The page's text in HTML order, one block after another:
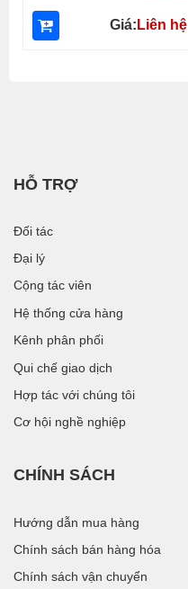
Giá: Liên hệ
HỖ TRỢ
Đối tác
Đại lý
Cộng tác viên
Hệ thống cửa hàng
Kênh phân phối
Qui chế giao dịch
Hợp tác với chúng tôi
Cơ hội nghề nghiệp
CHÍNH SÁCH
Hướng dẫn mua hàng
Chính sách bán hàng hóa
Chính sách vận chuyển